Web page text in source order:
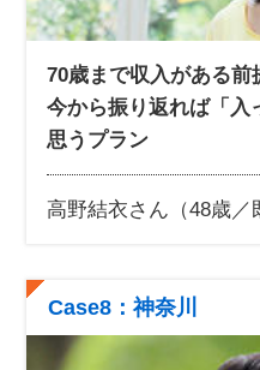
70歳まで収入がある
今から振り返れば「入
思うプラン
高野結衣さん（48歳／
Case8：神奈川